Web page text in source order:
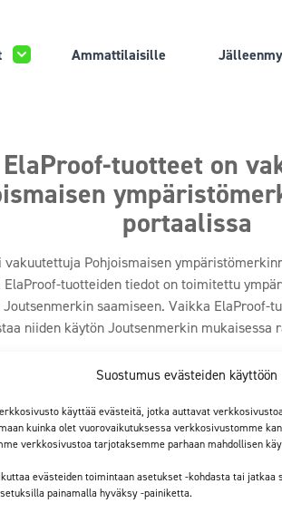
Suostumus evästeiden käyttöön
käyttää evästeitä, jotka auttavat
kuinka olet vuorovaikutuksessa verkkosivustomme
verkkosivustoa tarjotaksemme parhaan mahdollisen
evästeiden toimintaan asetukset -kohdasta tai jatkaa
painamalla hyväksy -painiketta.
Ammattilaisille
ElaProof-tuotteet on
portaalissa
Pohjoismaisen
tuotteiden tiedot on toimitettu
saamiseen. Vaikka
niiden käytön Joutsenmerkin mukaisessa
tuo monia etuja?
hakemuksissaan. Tämä
SCDP-portaalissa, täyttävät